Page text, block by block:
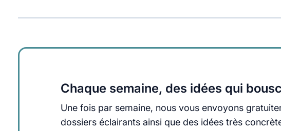
Chaque semaine, des idées qui
Une fois par semaine, nous vous envoyons
dossiers éclairants ainsi que des idées très